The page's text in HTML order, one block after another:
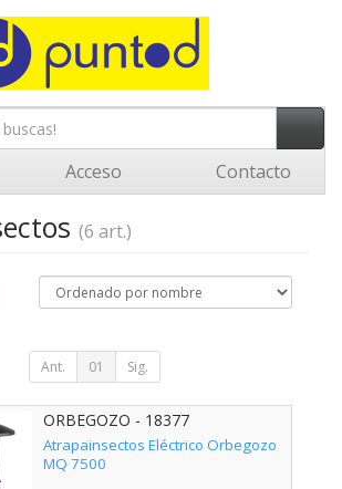
Acceso Contacto
(6 art.)
Ant. 01 Sig.
ORBEGOZO - 18377
Atrapainsectos Eléctrico Orbegozo
MQ 7500